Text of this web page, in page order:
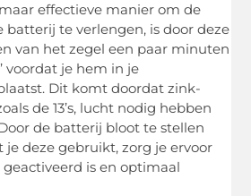
effectieve manier om de
batterij te verlengen, is door deze
van het zegel een paar minuten
voordat je hem in je
Dit komt doordat zink-
de 13’s, lucht nodig hebben
de batterij bloot te stellen
je deze gebruikt, zorg je ervoor
is en optimaal